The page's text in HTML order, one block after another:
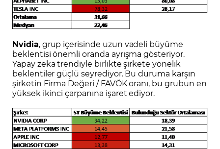
Nvidia, grup içerisinde uzun vadeli büyüme
beklentisi önemli oranda ayrışma gösteriyor.
Yapay zeka trendiyle birlikte şirkete yönelik
beklentiler güçlü seyrediyor. Bu duruma karşın
şirketin Firma Değeri / FAVÖK oranı, bu grubun en
yüksek ikinci çarpanına işaret ediyor.